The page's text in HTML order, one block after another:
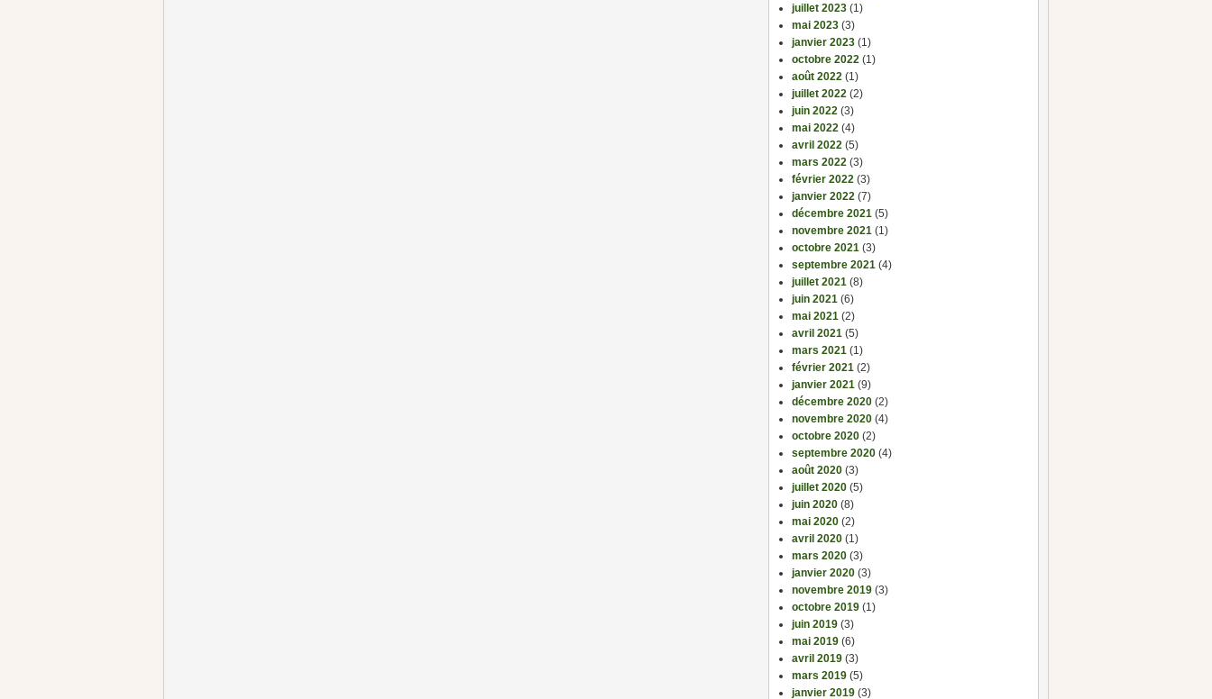
juillet 2023 (1)
mai 2023 (3)
janvier 2023 (1)
octobre 2022 (1)
août 2022 (1)
juillet 2022 (2)
juin 2022 (3)
mai 2022 (4)
avril 2022 (5)
mars 2022 (3)
février 2022 (3)
janvier 2022 (7)
décembre 2021 (5)
novembre 2021 (1)
octobre 2021 (3)
septembre 2021 (4)
juillet 2021 (8)
juin 2021 (6)
mai 2021 (2)
avril 2021 (5)
mars 2021 (1)
février 2021 (2)
janvier 2021 (9)
décembre 2020 (2)
novembre 2020 (4)
octobre 2020 (2)
septembre 2020 (4)
août 2020 (3)
juillet 2020 (5)
juin 2020 (8)
mai 2020 (2)
avril 2020 (1)
mars 2020 (3)
janvier 2020 (3)
novembre 2019 (3)
octobre 2019 (1)
juin 2019 (3)
mai 2019 (6)
avril 2019 (3)
mars 2019 (5)
janvier 2019 (3)